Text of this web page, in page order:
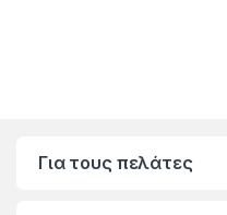
Για τους πελάτες